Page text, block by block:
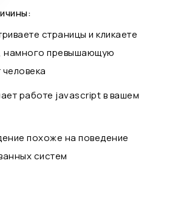
страницы и кликаете
намного превышающую
работе javascript в вашем
похоже на поведение
систем